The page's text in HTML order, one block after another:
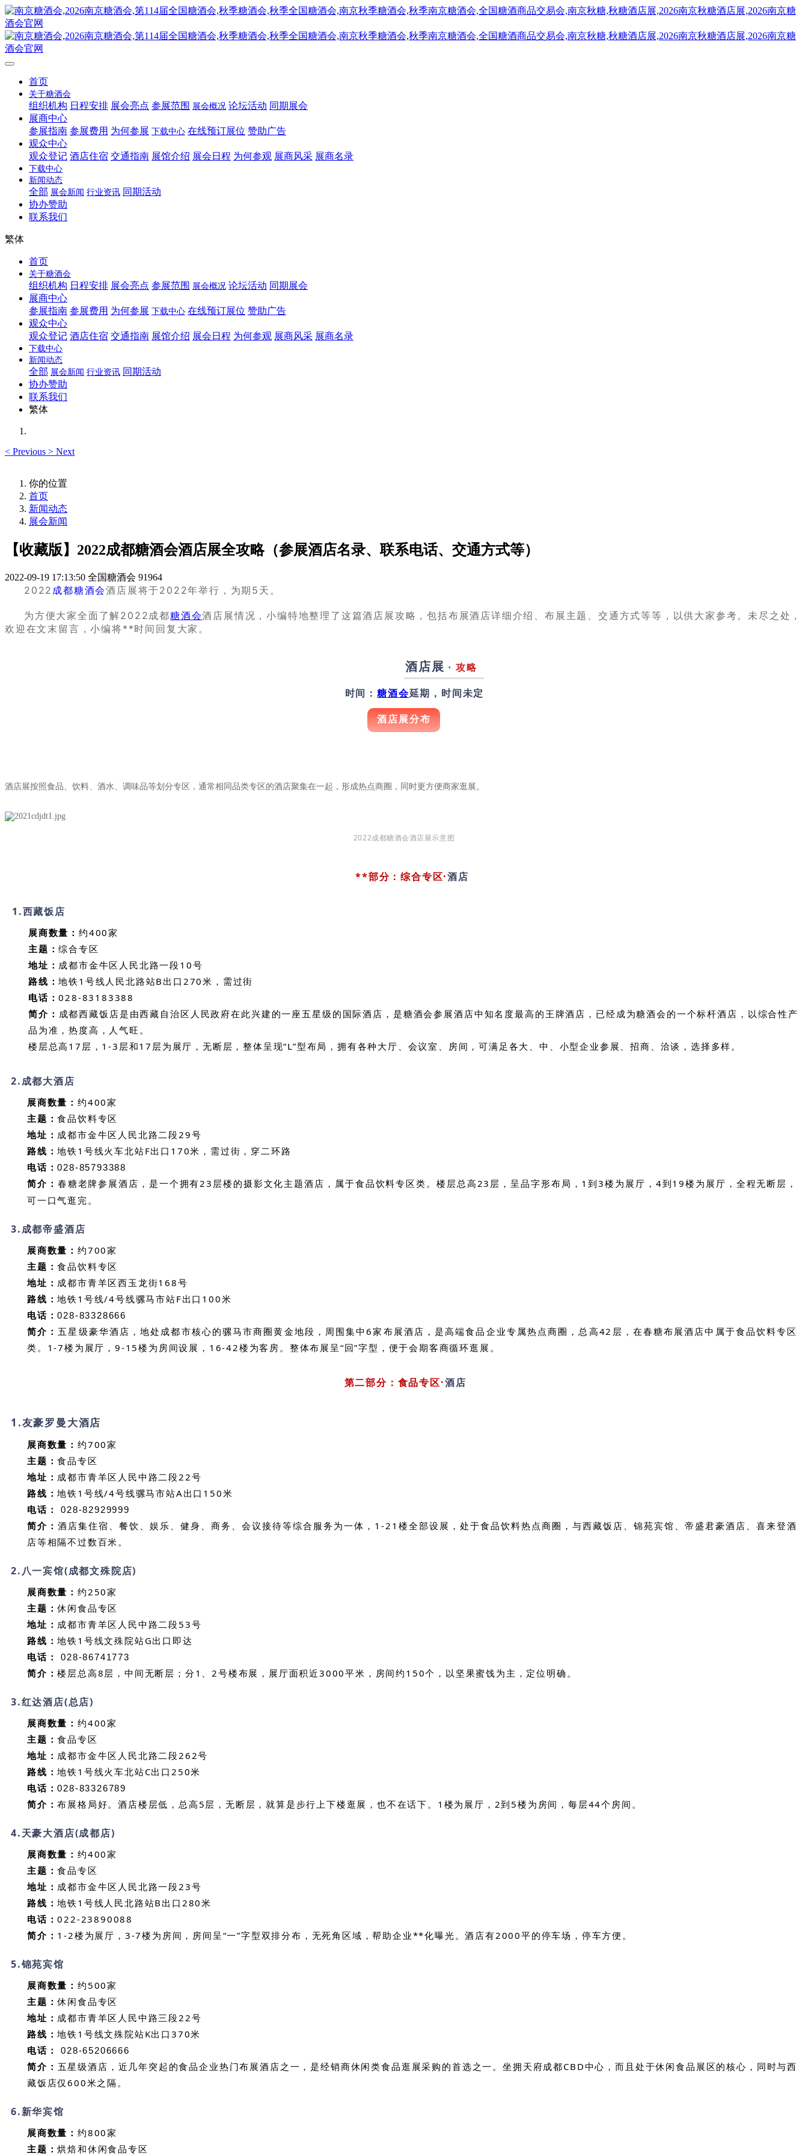
首页
关于糖酒会
组织机构 日程安排 展会亮点 参展范围 展会概况 论坛活动 同期展会
展商中心
参展指南 参展费用 为何参展 下载中心 在线预订展位 赞助广告
观众中心
观众登记 酒店住宿 交通指南 展馆介绍 展会日程 为何参观 展商风采 展商名录
下载中心
新闻动态
全部 展会新闻 行业资讯 同期活动
协办赞助
联系我们
繁体
首页
关于糖酒会
组织机构 日程安排 展会亮点 参展范围 展会概况 论坛活动 同期展会
展商中心
参展指南 参展费用 为何参展 下载中心 在线预订展位 赞助广告
观众中心
观众登记 酒店住宿 交通指南 展馆介绍 展会日程 为何参观 展商风采 展商名录
下载中心
新闻动态
全部 展会新闻 行业资讯 同期活动
协办赞助
联系我们
繁体
< Previous > Next
你的位置
首页
新闻动态
展会新闻
【收藏版】2022成都糖酒会酒店展全攻略（参展酒店名录、联系电话、交通方式等）
2022-09-19 17:13:50 全国糖酒会 91964
2022 成都糖酒会酒店展将于2022年举行，为期5天 。
为方便大家全面了解2022成都糖酒会酒店展情况，小编特地整理了这篇酒店展攻略，包括布展酒店详细介绍、布展主题、交通方式等等，以供大家参考。未尽之处，
欢迎在文末留言，小编将**时间回复大家。
酒店展 · 攻略
时间：糖酒会延期，时间未定
酒店展分布
酒店展按照食品、饮料、酒水、调味品等划分专区，通常相同品类专区的酒店聚集在一起，形成热点商圈，同时更方便商家逛展。
2022成都糖酒会酒店展示意图
**部分：综合专区·酒店
1.西藏饭店
展商数量： 约400家
主题：综合专区
地址： 成都市金牛区人民北路一段10号
路线：地铁1号线人民北路站B出口270米，需过街
电话：028-83183388
简介： 成都西藏饭店是由西藏自治区人民政府在此兴建的一座五星级的国际酒店，是糖酒会参展酒店中知名度最高的王牌酒店，已经成为糖酒会的一个标杆酒店，以综合性产
品为准，热度高，人气旺。
楼层总高17层，1-3层和17层为展厅，无断层，整体呈现“L”型布局，拥有各种大厅、会议室、房间，可满足各大、中、小型企业参展、招商、洽谈，选择多样。
2.成都大酒店
展商数量： 约400家
主题：食品饮料专区
地址： 成都市金牛区人民北路二段29号
路线：地铁1号线火车北站F出口170米，需过街，穿二环路
电话：028-85793388
简介： 春糖老牌参展酒店，是一个拥有23层楼的摄影文化主题酒店，属于食品饮料专区类。楼层总高23层，呈品字形布局，1到3楼为展厅，4到19楼为展厅，全程无断层，
可一口气逛完。
3.成都帝盛酒店
展商数量： 约700家
主题：食品饮料专区
地址： 成都市青羊区西玉龙街168号
路线：地铁1号线/4号线骡马市站F出口100米
电话：028-83328666
简介： 五星级豪华酒店，地处成都市核心的骡马市商圈黄金地段，周围集中6家布展酒店，是高端食品企业专属热点商圈， 总高42层，在春糖布展酒店中属于食品饮料专区
类。 1-7楼为展厅，9-15楼为房间设展，16-42楼为客房。整体布展呈“回”字型，便于会期客商循环逛展。
第二部分：食品专区·酒店
1.友豪罗曼大酒店
展商数量： 约700家
主题：食品专区
地址： 成都市青羊区人民中路二段22号
路线：地铁1号线/4号线骡马市站A出口150米
电话：
028-82929999
简介：酒店集住宿、餐饮、娱乐、健身、商务、会议接待等综合服务为一体，1-21楼全部设展 ， 处于食品饮料热点商圈，与西藏饭店、锦苑宾馆、帝盛君豪酒店、喜来登酒
店等相隔不过数百米。
2.八一宾馆(成都文殊院店)
展商数量： 约250家
主题：休闲食品专区
地址： 成都市青羊区人民中路二段53号
路线：地铁1号线文殊院站G出口即达
电话：
028-86741773
简介：楼层总高8层，中间无断层；分1、2号楼布展，展厅面积近3000平米，房间约150个，以坚果蜜饯为主，定位明确。
3.红达酒店(总店)
展商数量： 约400家
主题：食品专区
地址： 成都市金牛区人民北路二段262号
路线：地铁1号线火车北站C出口250米
电话：028-83326789
简介：布展格局好。酒店楼层低，总高5层，无断层，就算是步行上下楼逛展，也不在话下。1楼为展厅，2到5楼为房间，每层44个房间。
4.天豪大酒店(成都店)
展商数量： 约400家
主题：食品专区
地址： 成都市金牛区人民北路一段23号
路线：地铁1号线人民北路站B出口280米
电话：022-23890088
简介： 1-2楼为展厅，3-7楼为房间，房间呈“一”字型双排分布，无死角区域，帮助企业**化曝光。酒店有2000平的停车场，停车方便。
5.锦苑宾馆
展商数量： 约500家
主题：休闲食品专区
地址： 成都市青羊区人民中路三段22号
路线：地铁1号线文殊院站K出口370米
电话：
028-65206666
简介： 五星级酒店， 近几年突起的食品企业热门布展酒店之一，是经销商休闲类食品逛展采购的首选之一。坐拥天府成都CBD中心，而且处于休闲食品展区的核心，同时与西
藏饭店仅600米之隔。
6.新华宾馆
展商数量： 约800家
主题：烘焙和休闲食品专区